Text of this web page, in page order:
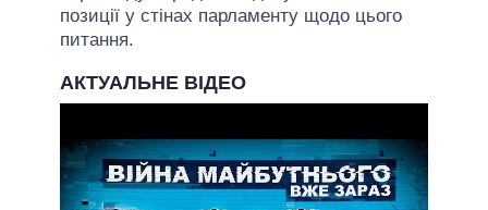
позиції у стінах парламенту щодо цього
питання.
АКТУАЛЬНЕ ВІДЕО